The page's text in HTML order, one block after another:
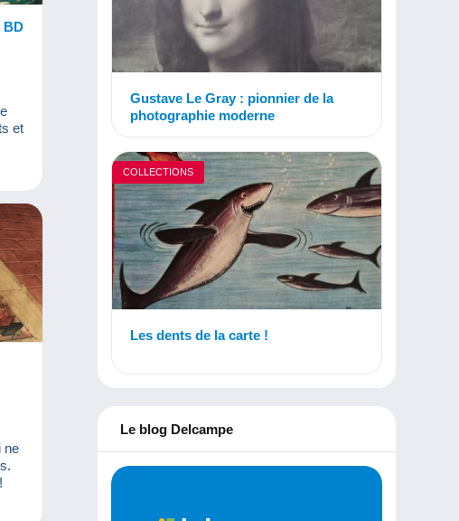
BD
et
ne
Gustave Le Gray : pionnier de la
photographie moderne
COLLECTIONS
Les dents de la carte !
Le blog Delcampe